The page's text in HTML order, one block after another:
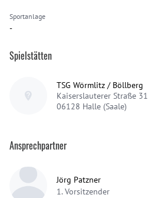
Sportanlage
-
Spielstätten
TSG Wörmlitz / Böllberg
Kaiserslauterer Straße 31
06128 Halle (Saale)
Ansprechpartner
Jörg Patzner
1. Vorsitzender